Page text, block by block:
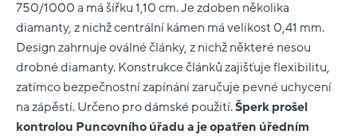
750/1000 a má šířku 1,10 cm. Je zdoben několika
diamanty, z nichž centrální kámen má velikost 0,41 mm.
Design zahrnuje oválné články, z nichž některé nesou
drobné diamanty. Konstrukce článků zajišťuje flexibilitu,
zatímco bezpečnostní zapínání zaručuje pevné uchycení
na zápěstí. Určeno pro dámské použití.Šperk prošel
kontrolou Puncovního úřadu a je opatřen úředním